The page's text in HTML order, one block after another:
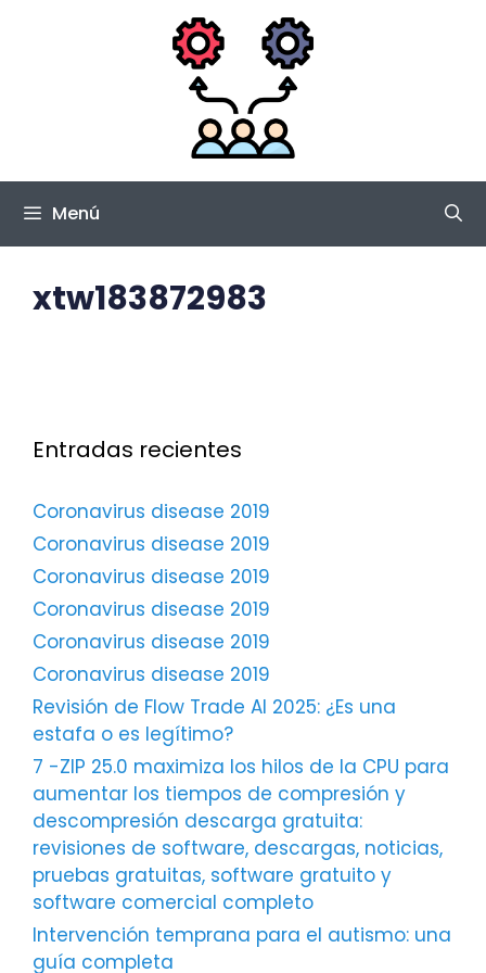
Menú
xtw183872983
Entradas recientes
Coronavirus disease 2019
Coronavirus disease 2019
Coronavirus disease 2019
Coronavirus disease 2019
Coronavirus disease 2019
Coronavirus disease 2019
Revisión de Flow Trade AI 2025: ¿Es una
estafa o es legítimo?
7 -ZIP 25.0 maximiza los hilos de la CPU para
aumentar los tiempos de compresión y
descompresión descarga gratuita:
revisiones de software, descargas, noticias,
pruebas gratuitas, software gratuito y
software comercial completo
Intervención temprana para el autismo: una
guía completa